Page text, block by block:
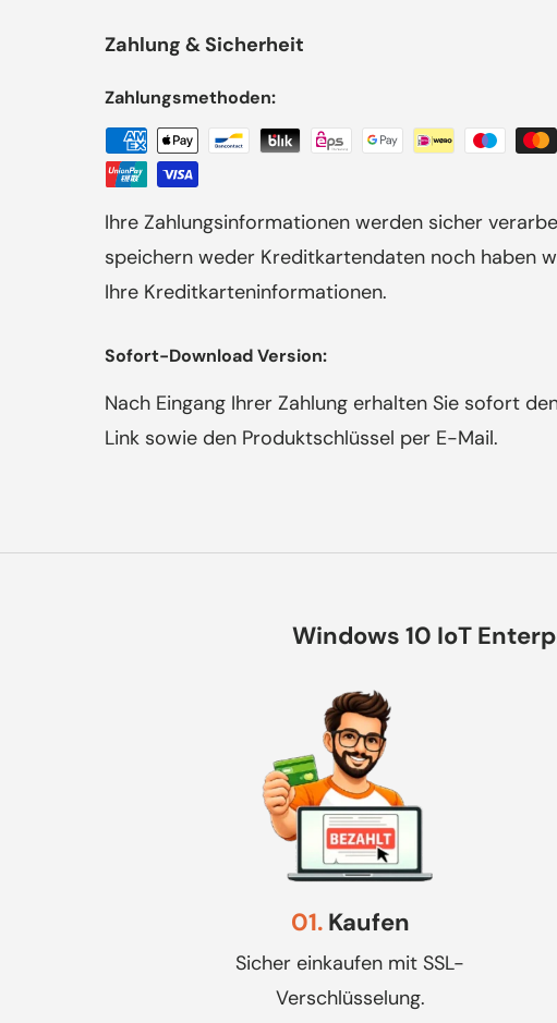
Zahlung & Sicherheit
Zahlungsmethoden:
Ihre Zahlungsinformationen werden sicher
speichern weder Kreditkartendaten noch haben
Ihre Kreditkarteninformationen.
Sofort-Download Version:
Nach Eingang Ihrer Zahlung erhalten Sie sofort
Link sowie den Produktschlüssel per E-Mail.
Windows 10 IoT
01. Kaufen
Sicher einkaufen mit SSL-
Verschlüsselung.